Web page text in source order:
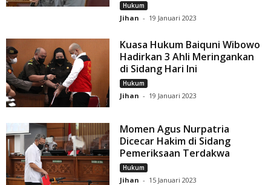
Hukum
Jihan - 19 Januari 2023
Kuasa Hukum Baiquni Wibowo
Hadirkan 3 Ahli Meringankan
di Sidang Hari Ini
Hukum
Jihan - 19 Januari 2023
Momen Agus Nurpatria
Dicecar Hakim di Sidang
Pemeriksaan Terdakwa
Hukum
Jihan - 15 Januari 2023